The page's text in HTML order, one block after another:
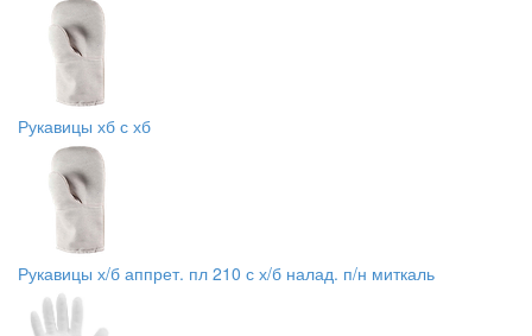
Рукавицы хб с хб
Рукавицы х/б аппрет. пл 210 с х/б налад. п/н миткаль